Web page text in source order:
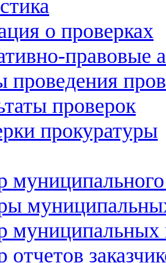
о проверках
правовые
проведения
проверок
прокуратуры
муниципальных
отчетов